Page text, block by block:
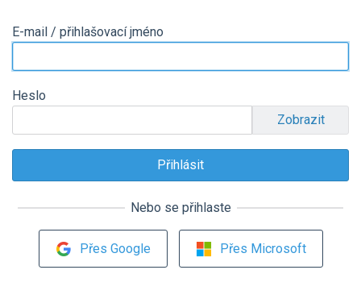
E-mail / přihlašovací jméno
Heslo
Zobrazit
Nebo se přihlaste
Přes Google Přes Microsoft